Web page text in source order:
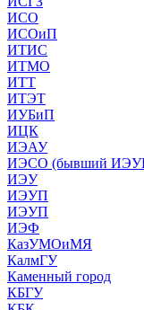
ИСО
ИСОиП
ИТИС
ИТМО
ИТТ
ИТЭТ
ИУБиП
ИЦК
ИЭАУ
ИЭСО (бывший
ИЭУ
ИЭУП
ИЭУП
ИЭФ
КазУМОиМЯ
КалмГУ
Каменный город
КБГУ